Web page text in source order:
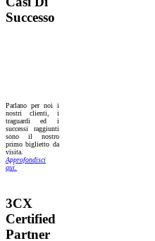
Successo
Parlano per noi i
nostri clienti, i
traguardi ed i
successi raggiunti
sono il nostro
primo biglietto da
visita.
Approfondisci
quì.
3CX
Certified
Partner